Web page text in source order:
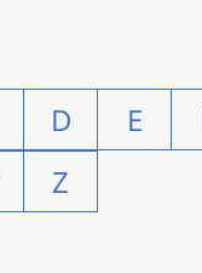
D E
Z